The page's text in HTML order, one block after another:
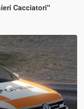
Cacciatori"